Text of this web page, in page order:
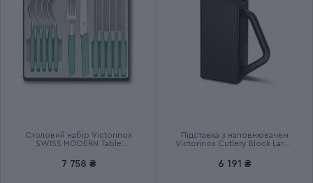
Столовий набір Victorinox
SWISS MODERN Table
7 758 ₴
Підставка з наповнювачем
Victorinox Cutlery Block Large
6 191 ₴